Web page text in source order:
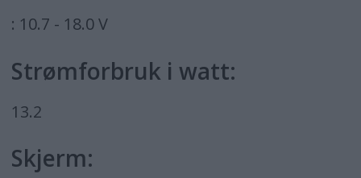
: 10.7 - 18.0 V
Strømforbruk i watt:
13.2
Skjerm: